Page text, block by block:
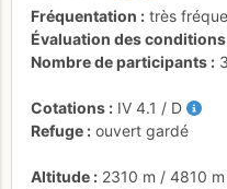
Fréquentation
très
Évaluation des conditions
Nombre de participants
3
Cotations IV 4.1 / D
Refuge
ouvert gardé
Altitude 2310 m / 4810 m